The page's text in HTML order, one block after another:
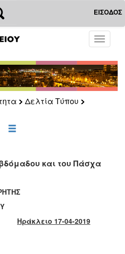
ΕΙΣΟΔΟΣ
Toggle
Δελτία Τύπου
και του Πάσχα
Ηράκλειο 17-04-2019